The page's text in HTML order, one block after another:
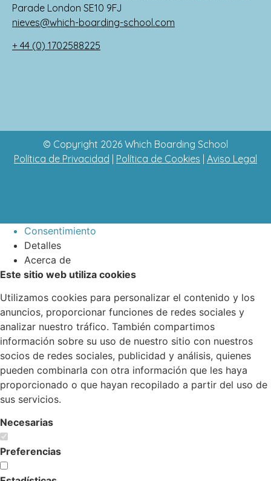
Parade London SE10 9FJ
nieves@which-boarding-school.com
+ 44 (0) 1702588225
© Copyright 2026 Which Boarding School
Política de Privacidad | Política de Cookies | Aviso Legal
Consentimiento
Detalles
Acerca de
Este sitio web utiliza cookies
Utilizamos cookies para personalizar el contenido y los
anuncios, proporcionar funciones de redes sociales y
analizar nuestro tráfico. También compartimos
información sobre su uso de nuestro sitio con nuestros
socios de redes sociales, publicidad y análisis, quienes
pueden combinarla con otra información que les haya
proporcionado o que hayan recopilado a partir del uso de
sus servicios.
Necesarias
Preferencias